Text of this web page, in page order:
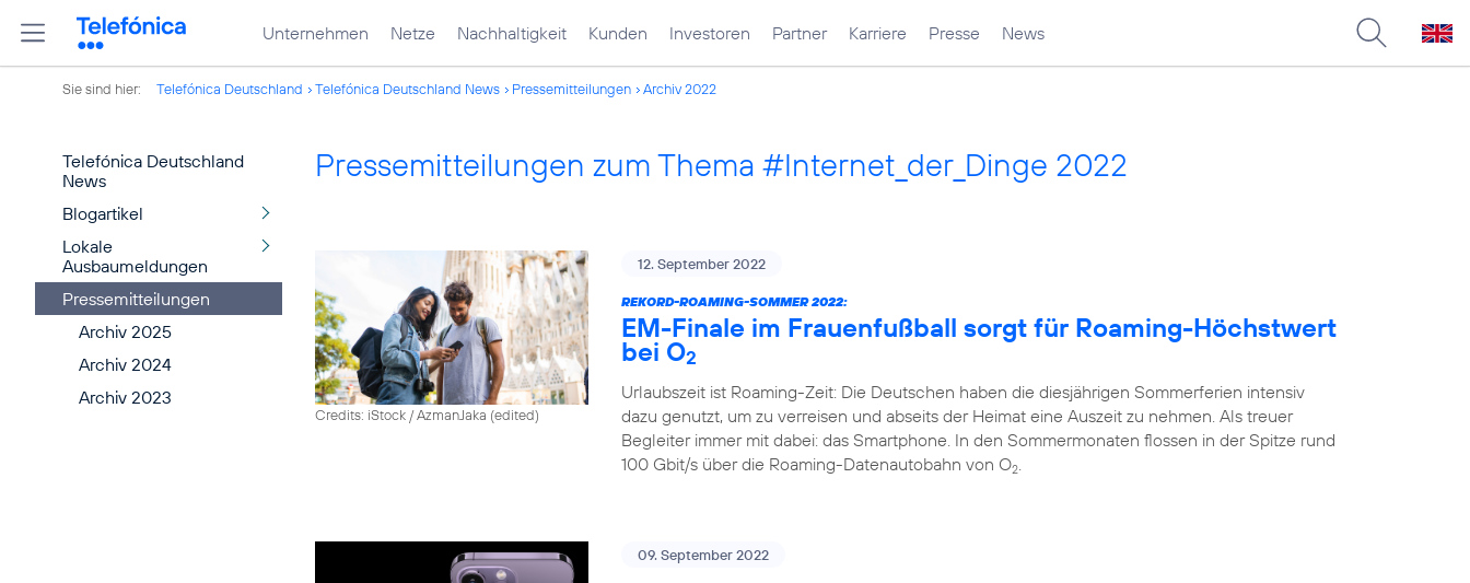
Unternehmen Netze Nachhaltigkeit Kunden Investoren Partner Karriere Presse News
Sie sind hier: Telefónica Deutschland Telefónica Deutschland News Pressemitteilungen Archiv 2022
Telefónica Deutschland
News
Blogartikel
Lokale
Ausbaumeldungen
Pressemitteilungen
Archiv 2025
Archiv 2024
Archiv 2023
Pressemitteilungen zum Thema #Internet_der_Dinge 2022
Credits: iStock / AzmanJaka (edited)
12. September 2022
REKORD-ROAMING-SOMMER 2022:
EM-Finale im Frauenfußball sorgt für Roaming-Höchstwert
bei O2
Urlaubszeit ist Roaming-Zeit: Die Deutschen haben die diesjährigen Sommerferien intensiv
dazu genutzt, um zu verreisen und abseits der Heimat eine Auszeit zu nehmen. Als treuer
Begleiter immer mit dabei: das Smartphone. In den Sommermonaten flossen in der Spitze rund
100 Gbit/s über die Roaming-Datenautobahn von O2.
09. September 2022